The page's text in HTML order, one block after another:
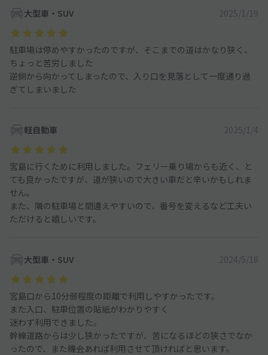
大型車・SUV 2025/1/19
駐車場は停めやすかったのですが、そこまでの道はかなり狭く、
ちょっと苦労しました
逆側から向かってしまったので、入り口を見落として一度通り過
ぎてしまいました
軽自動車 2025/1/4
宮島に行くために利用しました。フェリー乗り場からも近く、と
ても良かったですが、道が狭いので大きい車だと辛いかもしれま
せん。
また、隣の駐車場と間違えやすいので、番号を変えるなど工夫い
ただけると嬉しいです。
大型車・SUV 2024/5/18
宮島口から10分弱程度の距離で利用しやすかったです。
また入口、駐車位置の貼紙がわかりやすく
迷わず利用できました。
幹線道路からは少し狭かったですが、苦になるほどの狭さでなか
ったので、また機会あれば利用させて頂ければと思います。